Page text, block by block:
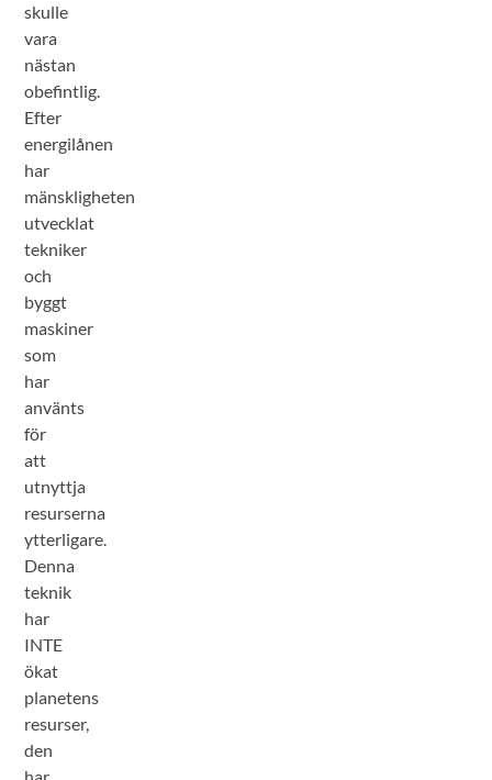
skulle
vara
nästan
obefintlig.
Efter
energilånen
har
mänskligheten
utvecklat
tekniker
och
byggt
maskiner
som
har
använts
för
att
utnyttja
resurserna
ytterligare.
Denna
teknik
har
INTE
ökat
planetens
resurser,
den